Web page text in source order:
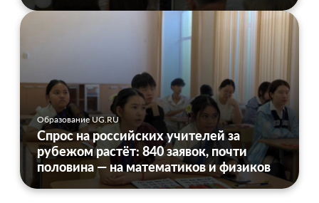
Образование UG.RU
Спрос на российских учителей за
рубежом растёт: 840 заявок, почти
половина — на математиков и физиков